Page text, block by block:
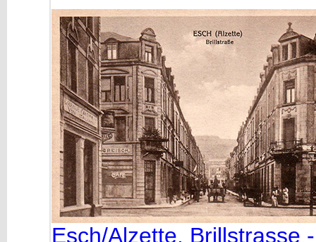
Esch/Alzette, Brillstrasse